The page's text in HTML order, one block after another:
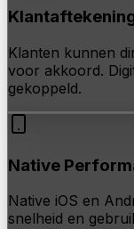
Klanten kunnen
voor akkoord.
gekoppeld.
Native
Native iOS en
snelheid en